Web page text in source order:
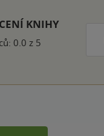
KNIHY
0.0 z 5